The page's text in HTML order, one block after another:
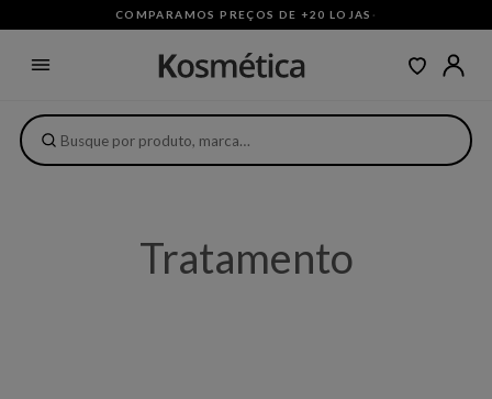
COMPARAMOS PREÇOS DE +20 LOJAS ·
Tratamento